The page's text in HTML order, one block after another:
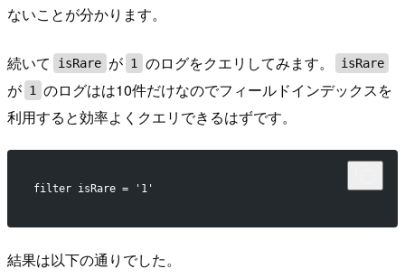
ないことが分かります。
続いて isRare が 1 のログをクエリしてみます。 isRare
が 1
のログはは10件だけなのでフィールドインデックスを
利用すると効率よくクエリできるはずです。
filter isRare = '1'
結果は以下の通りでした。